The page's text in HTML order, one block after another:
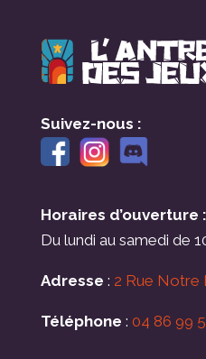
Suivez-nous :
Horaires d’ouverture :
Du lundi au samedi de
Adresse : 2 Rue Notre
Téléphone : 04 86 99